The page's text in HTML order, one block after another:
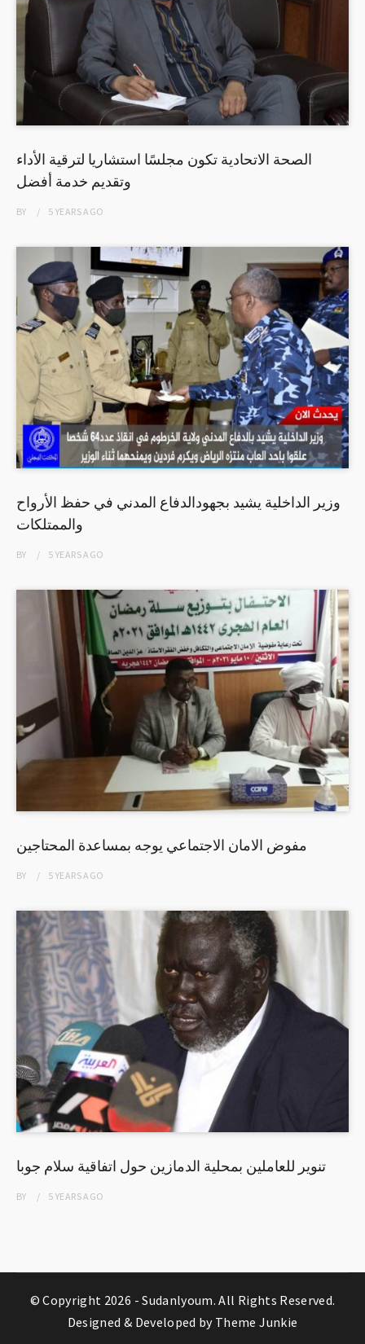
الصحة الاتحادية تكون مجلسًا استشاريا لترقية الأداء
وتقديم خدمة أفضل
BY 5 YEARSAGO
وزير الداخلية يشيد بجهودالدفاع المدني في حفظ الأرواح
والممتلكات
BY 5 YEARSAGO
مفوض الامان الاجتماعي يوجه بمساعدة المحتاجين
BY 5 YEARSAGO
تنوير للعاملين بمحلية الدمازين حول اتفاقية سلام جوبا
BY 5 YEARSAGO
© Copyright 2026 -Sudanlyoum. All Rights Reserved.
Designed & Developed by Theme Junkie